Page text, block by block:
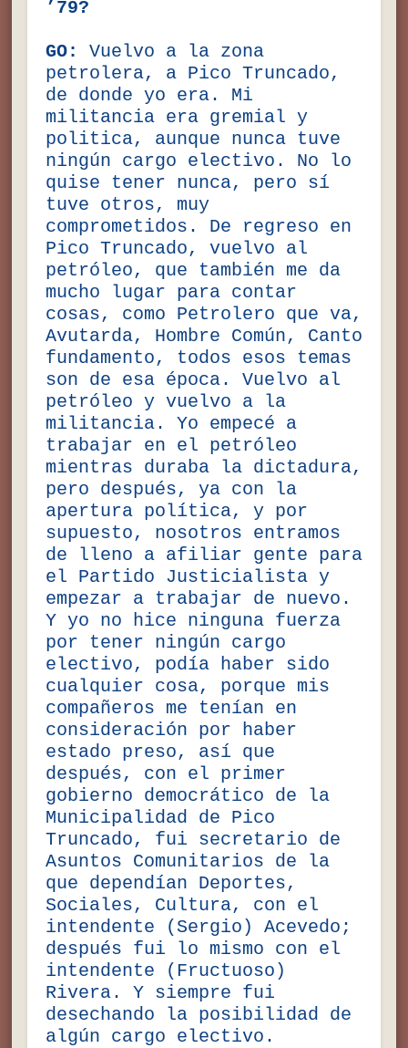
’79?
GO:
Vuelvo a la zona
petrolera, a Pico Truncado,
de donde yo era. Mi
militancia era gremial y
politica, aunque nunca tuve
ningún cargo electivo. No lo
quise tener nunca, pero sí
tuve otros, muy
comprometidos. De regreso en
Pico Truncado, vuelvo al
petróleo, que también me da
mucho lugar para contar
cosas, como Petrolero que va,
Avutarda, Hombre Común, Canto
fundamento, todos esos temas
son de esa época. Vuelvo al
petróleo y vuelvo a la
militancia. Yo empecé a
trabajar en el petróleo
mientras duraba la dictadura,
pero después, ya con la
apertura política, y por
supuesto, nosotros entramos
de lleno a afiliar gente para
el Partido Justicialista y
empezar a trabajar de nuevo.
Y yo no hice ninguna fuerza
por tener ningún cargo
electivo, podía haber sido
cualquier cosa, porque mis
compañeros me tenían en
consideración por haber
estado preso, así que
después, con el primer
gobierno democrático de la
Municipalidad de Pico
Truncado, fui secretario de
Asuntos Comunitarios de la
que dependían Deportes,
Sociales, Cultura, con el
intendente (Sergio) Acevedo;
después fui lo mismo con el
intendente (Fructuoso)
Rivera. Y siempre fui
desechando la posibilidad de
algún cargo electivo.